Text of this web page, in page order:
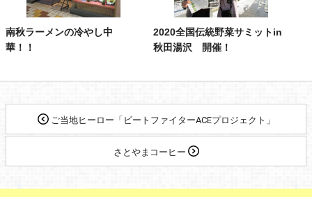
南秋ラーメンの冷やし中
華！！
2020全国伝統野菜サミットin
秋田湯沢 開催！
ご当地ヒーロー「ビートファイターACEプロジェクト」
さとやまコーヒー